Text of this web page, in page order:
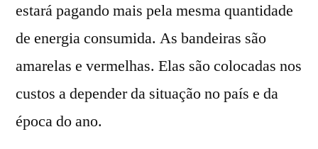
estará pagando mais pela mesma quantidade
de energia consumida. As bandeiras são
amarelas e vermelhas. Elas são colocadas nos
custos a depender da situação no país e da
época do ano.